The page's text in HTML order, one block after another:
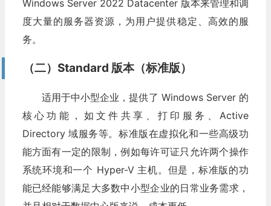
Windows Server 2022 Datacenter 版本来管理和调
度大量的服务器资源，为用户提供稳定、高效的服
务。
（二）Standard 版本（标准版）
适用于中小型企业，提供了 Windows Server 的
核心功能，如文件共享、打印服务、Active
Directory 域服务等。标准版在虚拟化和一些高级功
能方面有一定的限制，例如每许可证只允许两个操作
系统环境和一个 Hyper-V 主机。但是，标准版的功
能已经能够满足大多数中小型企业的日常业务需求，